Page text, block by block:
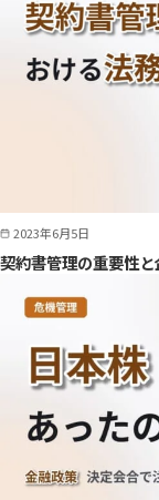
2023年6月5日
契約書管理の重要性